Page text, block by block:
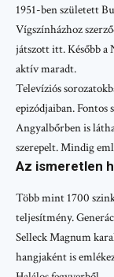
1951-ben született
Vígszínházhoz
játszott itt. Később a
aktív maradt.
Televíziós
epizódjaiban. Fontos
Angyalbőrben is
szerepelt. Mindig
Az ismeretlen
Több mint 1700
teljesítmény.
Selleck Magnum
hangjaként is